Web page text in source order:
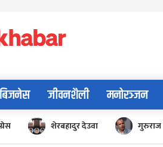
बिजनेस जीवनशैली मनोरञ्जन
शेरबहादुर देउवा गुरुराज